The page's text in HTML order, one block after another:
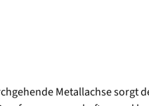
Metallachse